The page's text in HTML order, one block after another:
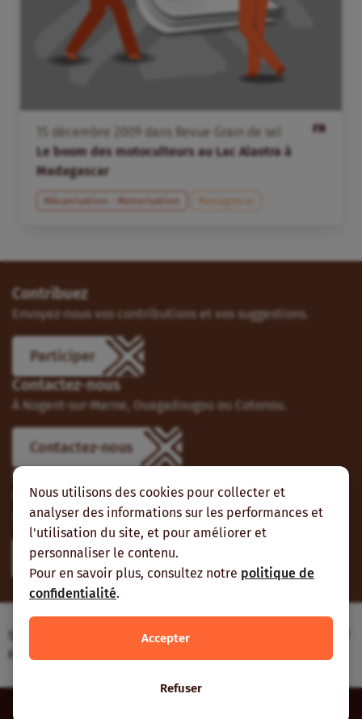
Nous utilisons des cookies pour collecter et
analyser des informations sur les performances et
l'utilisation du site, et pour améliorer et
personnaliser le contenu.
Pour en savoir plus, consultez notre politique de
confidentialité.
Accepter
Refuser
FR
décembre dans
Revue Grain de sel
Le boom des motoculteurs au Lac Alaotra à
Madagascar
Mécanisation - Motorisation Madagascar
Contribuez
Envoyez-nous vos contributions et vos suggestions.
Participer
Contactez-nous
À Nogent-sur-Marne, Ouagadougou ou Cotonou.
Contactez-nous
Suivez-nous
Vous pouvez aussi vous abonner à nos flux RSS et nous
suivre sur les réseaux sociaux.
Site web réalisé avec le soutien de l’Agence
Française de Développement